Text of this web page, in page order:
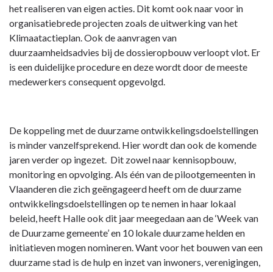
Duurzaam
Stand
van
zaken
het realiseren van eigen acties. Dit komt ook naar voor in
organisatiebrede projecten zoals de uitwerking van het
Klimaatactieplan. Ook de aanvragen van
duurzaamheidsadvies bij de dossieropbouw verloopt vlot. Er
is een duidelijke procedure en deze wordt door de meeste
medewerkers consequent opgevolgd.
De koppeling met de duurzame ontwikkelingsdoelstellingen
is minder vanzelfsprekend. Hier wordt dan ook de komende
jaren verder op ingezet. Dit zowel naar kennisopbouw,
monitoring en opvolging. Als één van de pilootgemeenten in
Vlaanderen die zich geëngageerd heeft om de duurzame
ontwikkelingsdoelstellingen op te nemen in haar lokaal
beleid, heeft Halle ook dit jaar meegedaan aan de ‘Week van
de Duurzame gemeente’ en 10 lokale duurzame helden en
initiatieven mogen nomineren. Want voor het bouwen van een
duurzame stad is de hulp en inzet van inwoners, verenigingen,